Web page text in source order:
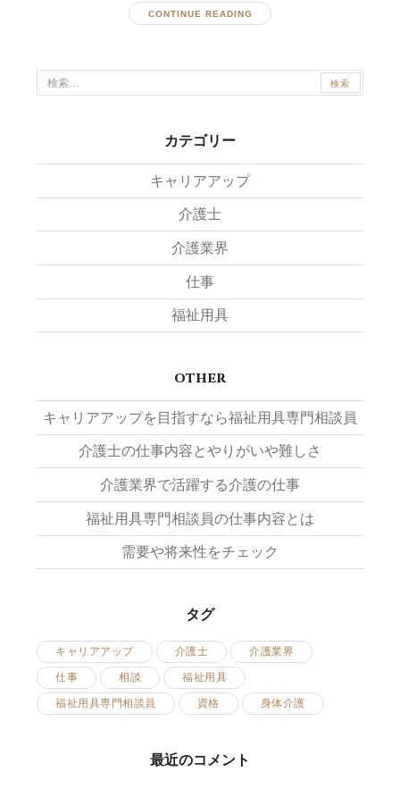
CONTINUE READING
索:
カテゴリー
キャリアアップ
介護士
介護業界
仕事
福祉用具
other
キャリアアップを目指すなら福祉用具専門相談員
介護士の仕事内容とやりがいや難しさ
介護業界で活躍する介護の仕事
福祉用具専門相談員の仕事内容とは
需要や将来性をチェック
タグ
キャリアアップ 介護士 介護業界
仕事 相談 福祉用具
福祉用具専門相談員 資格 身体介護
最近のコメント